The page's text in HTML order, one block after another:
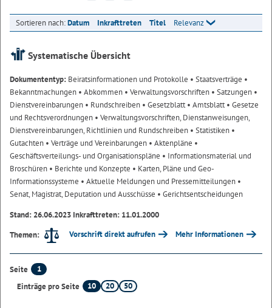
Sortieren nach:Datum Inkrafttreten Titel Relevanz
Systematische Übersicht
Dokumententyp: Beiratsinformationen und Protokolle • Staatsverträge •
Bekanntmachungen • Abkommen • Verwaltungsvorschriften • Satzungen •
Dienstvereinbarungen • Rundschreiben • Gesetzblatt• Amtsblatt• Gesetze
und Rechtsverordnungen • Verwaltungsvorschriften, Dienstanweisungen,
Dienstvereinbarungen, Richtlinien und Rundschreiben • Statistiken •
Gutachten • Verträge und Vereinbarungen • Aktenpläne •
Geschäftsverteilungs- und Organisationspläne • Informationsmaterial und
Broschüren • Berichte und Konzepte • Karten, Pläne und Geo-
Informationssysteme • Aktuelle Meldungen und Pressemitteilungen •
Senat, Magistrat, Deputation und Ausschüsse • Gerichtsentscheidungen
Stand: 26.06.2023 Inkrafttreten: 11.01.2000
Themen:
Vorschrift direkt aufrufen Mehr Informationen
Seite
1
Einträge pro Seite
10 20 50